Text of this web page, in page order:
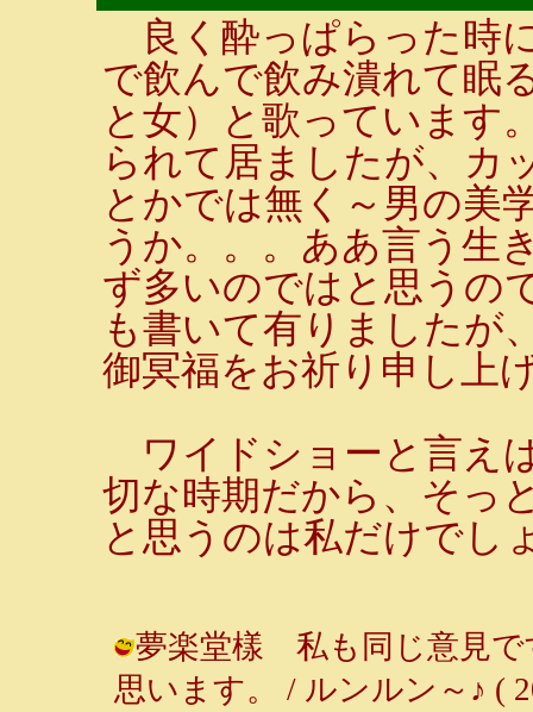
良く酔っぱらった時
で飲んで飲み潰れて眠
と女）と歌っています
られて居ましたが、カ
とかでは無く～男の美
うか。。。ああ言う生
ず多いのではと思うの
も書いて有りましたが
御冥福をお祈り申し上
ワイドショーと言え
切な時期だから、そっ
と思うのは私だけでし
夢楽堂樣 私も同じ意見で
思います。 / ルンルン～♪ (